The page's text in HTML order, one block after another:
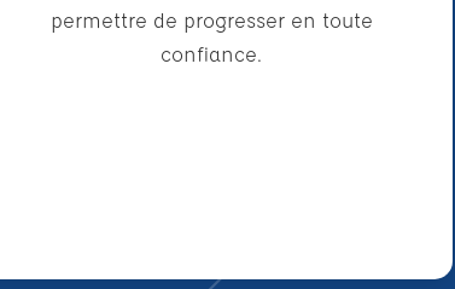
permettre de progresser en toute
confiance.